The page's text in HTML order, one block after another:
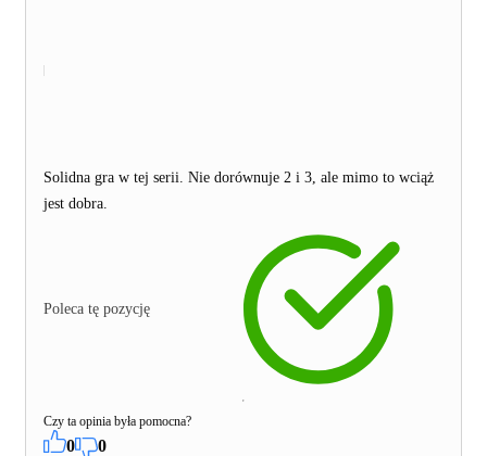
Solidna gra w tej serii. Nie dorównuje 2 i 3, ale mimo to wciąż
jest dobra.
Poleca tę pozycję
Czy ta opinia była pomocna?
0 0